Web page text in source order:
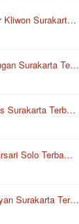
Kliwon Surakart…
Surakarta Te…
Surakarta Terb…
Solo Terba…
Surakarta Ter…